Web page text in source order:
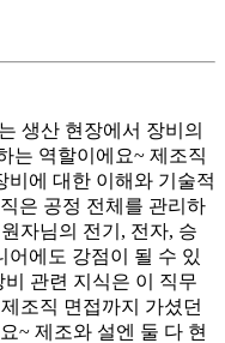
생산 현장에서 장비의
는 역할이에요~ 제조직
비에 대한 이해와 기술적
은 공정 전체를 관리하
자님의 전기, 전자, 승
어에도 강점이 될 수 있
관련 지식은 이 직무
조직 면접까지 가셨던
~ 제조와 설엔 둘 다 현